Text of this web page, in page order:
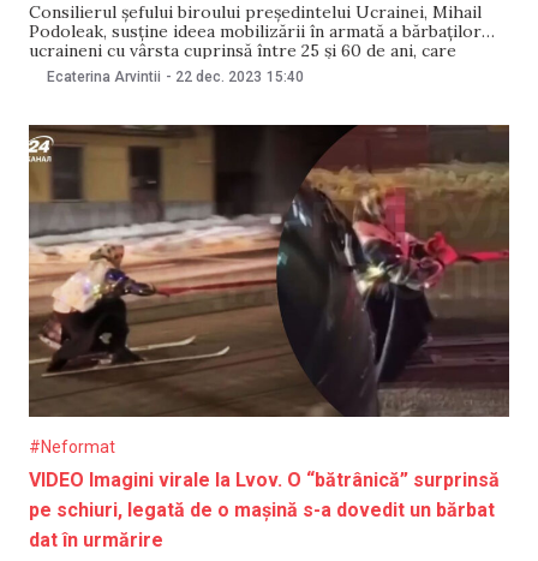
Consilierul șefului biroului președintelui Ucrainei, Mihail
Podoleak, susține ideea mobilizării în armată a bărbaților
ucraineni cu vârsta cuprinsă între 25 și 60 de ani, care
locuiesc acum în străinătate. Mai mult, Podoleak este de
părere că toți cei care nu se vor supune unui eventual ordin
Ecaterina Arvintii - 22 dec. 2023 15:40
#Neformat
VIDEO Imagini virale la Lvov. O “bătrânică” surprinsă
pe schiuri, legată de o mașină s-a dovedit un bărbat
dat în urmărire